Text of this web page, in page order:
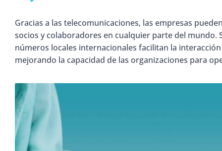
Gracias a las telecomunicaciones, las empresas
socios y colaboradores en cualquier parte del mundo.
números locales internacionales facilitan la
mejorando la capacidad de las organizaciones para